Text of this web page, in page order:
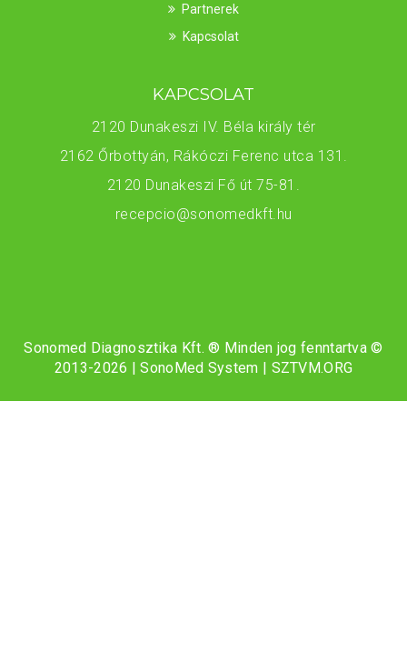
Partnerek
Kapcsolat
KAPCSOLAT
2120 Dunakeszi IV. Béla király tér
2162 Őrbottyán, Rákóczi Ferenc utca 131.
2120 Dunakeszi Fő út 75-81.
recepcio@sonomedkft.hu
Sonomed Diagnosztika Kft. ® Minden jog fenntartva ©
2013-2026 | SonoMed System | SZTVM.ORG